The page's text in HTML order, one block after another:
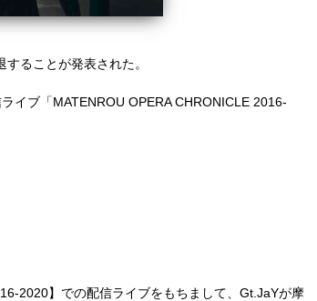
ることが発表された。
イブ「MATENROU OPERA CHRONICLE 2016-
2020】での配信ライブをもちまして、Gt.JaYが摩